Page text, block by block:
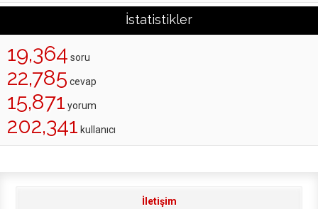
İstatistikler
19,364 soru
22,785 cevap
15,871 yorum
202,341 kullanıcı
İletişim